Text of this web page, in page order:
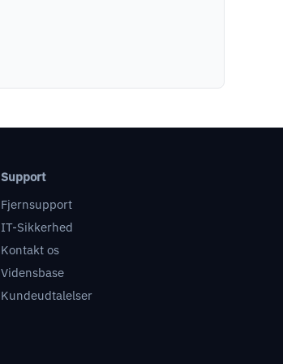
Support
Fjernsupport
IT-Sikkerhed
Kontakt os
Vidensbase
Kundeudtalelser